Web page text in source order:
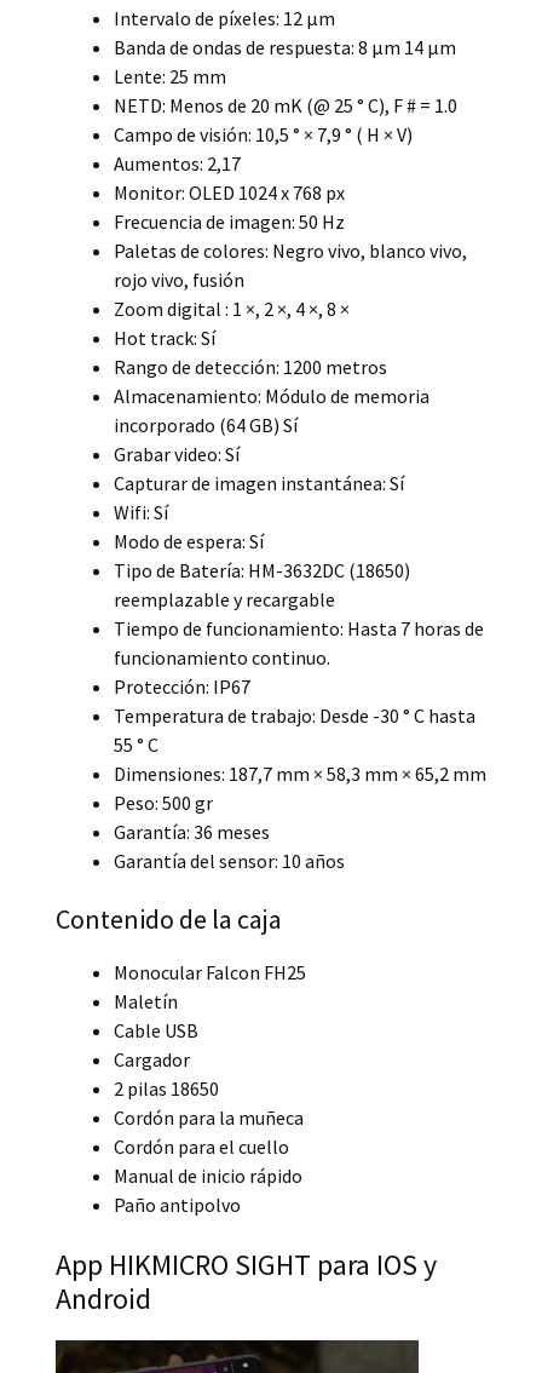
Intervalo de píxeles: 12 μm
Banda de ondas de respuesta: 8 μm 14 μm
Lente: 25 mm
NETD: Menos de 20 mK (@ 25 ° C), F # = 1.0
Campo de visión: 10,5 ° × 7,9 ° ( H × V)
Aumentos: 2,17
Monitor: OLED 1024 x 768 px
Frecuencia de imagen: 50 Hz
Paletas de colores: Negro vivo, blanco vivo,
rojo vivo, fusión
Zoom digital : 1 ×, 2 ×, 4 ×, 8 ×
Hot track: Sí
Rango de detección: 1200 metros
Almacenamiento: Módulo de memoria
incorporado (64 GB) Sí
Grabar video: Sí
Capturar de imagen instantánea: Sí
Wifi: Sí
Modo de espera: Sí
Tipo de Batería: HM-3632DC (18650)
reemplazable y recargable
Tiempo de funcionamiento: Hasta 7 horas de
funcionamiento continuo.
Protección: IP67
Temperatura de trabajo: Desde -30 ° C hasta
55 ° C
Dimensiones: 187,7 mm × 58,3 mm × 65,2 mm
Peso: 500 gr
Garantía: 36 meses
Garantía del sensor: 10 años
Contenido de la caja
Monocular Falcon FH25
Maletín
Cable USB
Cargador
2 pilas 18650
Cordón para la muñeca
Cordón para el cuello
Manual de inicio rápido
Paño antipolvo
App HIKMICRO SIGHT para IOS y
Android